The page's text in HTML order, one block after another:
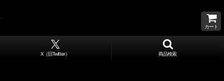
カート
X（旧Twitter） 商品検索